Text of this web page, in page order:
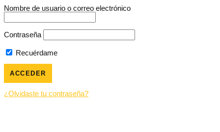
Nombre de usuario o correo electrónico
Contraseña
Recuérdame
¿Olvidaste tu contraseña?